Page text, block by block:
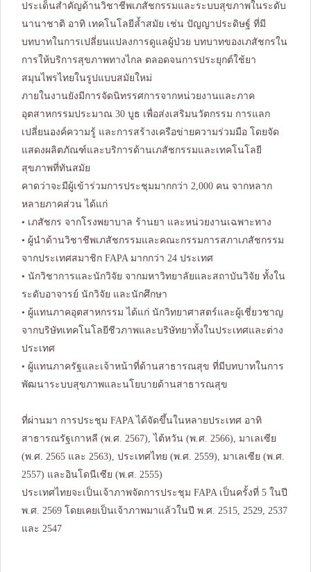
ประเด็นสำคัญด้านวิชาชีพเภสัชกรรมและระบบสุขภาพในระดับ
นานาชาติ อาทิ เทคโนโลยีล้ำสมัย เช่น ปัญญาประดิษฐ์ ที่มี
บทบาทในการเปลี่ยนแปลงการดูแลผู้ป่วย บทบาทของเภสัชกรใน
การให้บริการสุขภาพทางไกล ตลอดจนการประยุกต์ใช้ยา
สมุนไพรไทยในรูปแบบสมัยใหม่
ภายในงานยังมีการจัดนิทรรศการจากหน่วยงานและภาค
อุตสาหกรรมประมาณ 30 บูธ เพื่อส่งเสริมนวัตกรรม การแลก
เปลี่ยนองค์ความรู้ และการสร้างเครือข่ายความร่วมมือ โดยจัด
แสดงผลิตภัณฑ์และบริการด้านเภสัชกรรมและเทคโนโลยี
สุขภาพที่ทันสมัย
คาดว่าจะมีผู้เข้าร่วมการประชุมมากกว่า 2,000 คน จากหลาก
หลายภาคส่วน ได้แก่
• เภสัชกร จากโรงพยาบาล ร้านยา และหน่วยงานเฉพาะทาง
• ผู้นำด้านวิชาชีพเภสัชกรรมและคณะกรรมการสภาเภสัชกรรม
จากประเทศสมาชิก FAPA มากกว่า 24 ประเทศ
• นักวิชาการและนักวิจัย จากมหาวิทยาลัยและสถาบันวิจัย ทั้งใน
ระดับอาจารย์ นักวิจัย และนักศึกษา
• ผู้แทนภาคอุตสาหกรรม ได้แก่ นักวิทยาศาสตร์และผู้เชี่ยวชาญ
จากบริษัทเทคโนโลยีชีวภาพและบริษัทยาทั้งในประเทศและต่าง
ประเทศ
• ผู้แทนภาครัฐและเจ้าหน้าที่ด้านสาธารณสุข ที่มีบทบาทในการ
พัฒนาระบบสุขภาพและนโยบายด้านสาธารณสุข
ที่ผ่านมา การประชุม FAPA ได้จัดขึ้นในหลายประเทศ อาทิ
สาธารณรัฐเกาหลี (พ.ศ. 2567), ไต้หวัน (พ.ศ. 2566), มาเลเซีย
(พ.ศ. 2565 และ 2563), ประเทศไทย (พ.ศ. 2559), มาเลเซีย (พ.ศ.
2557) และอินโดนีเซีย (พ.ศ. 2555)
ประเทศไทยจะเป็นเจ้าภาพจัดการประชุม FAPA เป็นครั้งที่ 5 ในปี
พ.ศ. 2569 โดยเคยเป็นเจ้าภาพมาแล้วในปี พ.ศ. 2515, 2529, 2537
และ 2547